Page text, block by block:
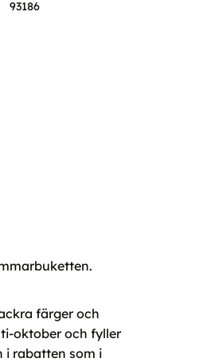
93186
färger och
oktober och fyller
i rabatten som i